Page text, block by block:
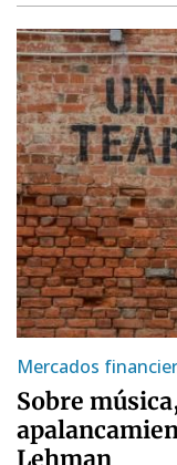
Mercados
Sobre
Lehman